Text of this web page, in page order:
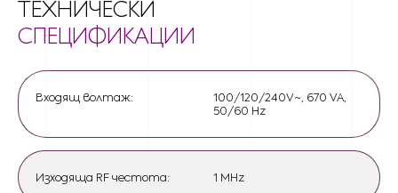
ТЕХНИЧЕСКИ
СПЕЦИФИКАЦИИ
Входящ волтаж:
100/120/240V~, 670 VA,
50/60 Hz
Изходяща RF честота: 1 MHz